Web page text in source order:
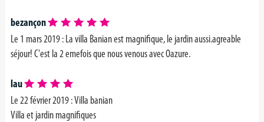
bezançon
Le 1 mars 2019 :La villa Banian est magnifique, le jardin aussi.agreable
séjour! C'est la 2 emefois que nous venous avec Oazure.
lau
Le 22 février 2019 : Villa banian
Villa et jardin magnifiques